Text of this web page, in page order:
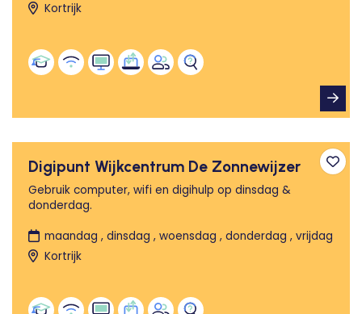
Kortrijk
Digipunt Wijkcentrum De Zonnewijzer
Gebruik computer, wifi en digihulp op dinsdag &
donderdag.
maandag , dinsdag , woensdag , donderdag , vrijdag
Kortrijk